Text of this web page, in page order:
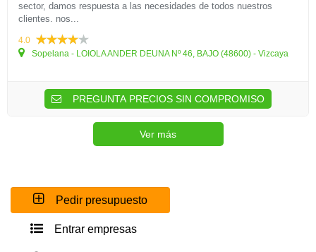
sector, damos respuesta a las necesidades de todos nuestros
clientes. nos...
4.0
Sopelana - LOIOLA ANDER DEUNA Nº 46, BAJO (48600) - Vizcaya
PREGUNTA PRECIOS SIN COMPROMISO
Ver más
Pedir presupuesto
Entrar empresas